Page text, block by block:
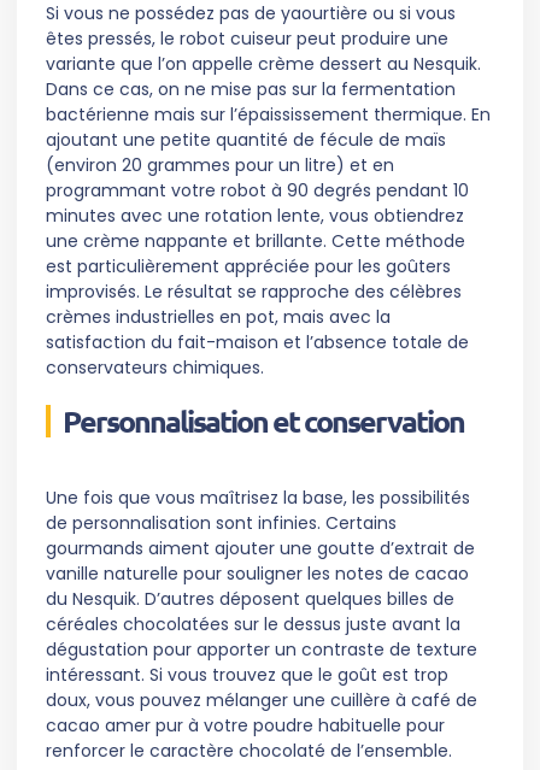
Si vous ne possédez pas de yaourtière ou si vous
êtes pressés, le robot cuiseur peut produire une
variante que l’on appelle crème dessert au Nesquik.
Dans ce cas, on ne mise pas sur la fermentation
bactérienne mais sur l’épaississement thermique. En
ajoutant une petite quantité de fécule de maïs
(environ 20 grammes pour un litre) et en
programmant votre robot à 90 degrés pendant 10
minutes avec une rotation lente, vous obtiendrez
une crème nappante et brillante. Cette méthode
est particulièrement appréciée pour les goûters
improvisés. Le résultat se rapproche des célèbres
crèmes industrielles en pot, mais avec la
satisfaction du fait-maison et l’absence totale de
conservateurs chimiques.
Personnalisation et conservation
Une fois que vous maîtrisez la base, les possibilités
de personnalisation sont infinies. Certains
gourmands aiment ajouter une goutte d’extrait de
vanille naturelle pour souligner les notes de cacao
du Nesquik. D’autres déposent quelques billes de
céréales chocolatées sur le dessus juste avant la
dégustation pour apporter un contraste de texture
intéressant. Si vous trouvez que le goût est trop
doux, vous pouvez mélanger une cuillère à café de
cacao amer pur à votre poudre habituelle pour
renforcer le caractère chocolaté de l’ensemble.